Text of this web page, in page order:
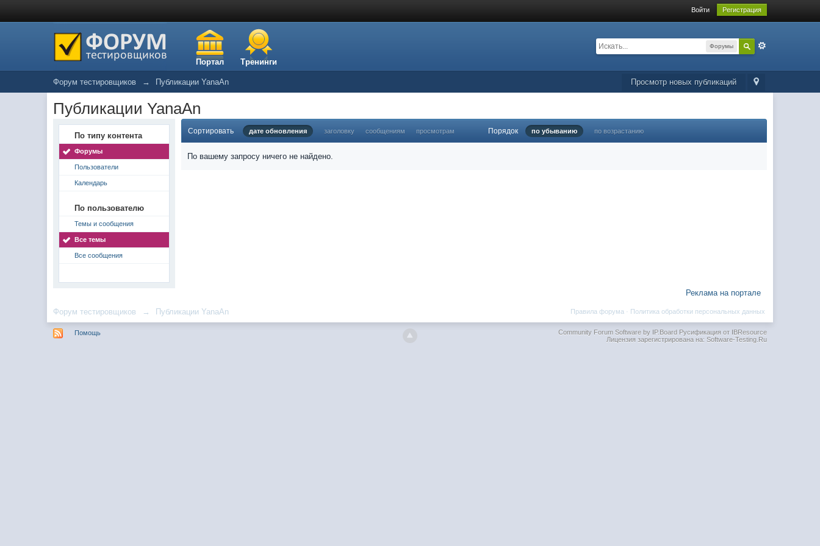
Войти Регистрация
Портал Тренинги
Форумы
Просмотр новых публикаций
Форум тестировщиков → Публикации YanaAn
Публикации YanaAn
По типу контента
Форумы
Пользователи
Календарь
По пользователю
Темы и сообщения
Все темы
Все сообщения
Сортировать дате обновления заголовку сообщениям просмотрам Порядок по убыванию по возрастанию
По вашему запросу ничего не найдено.
Реклама на портале
Форум тестировщиков → Публикации YanaAn Политика обработки персональных данных
Правила форума ·
Помощь Community Forum Software by IP.BoardРусификация от IBResource
Лицензия зарегистрирована на: Software-Testing.Ru